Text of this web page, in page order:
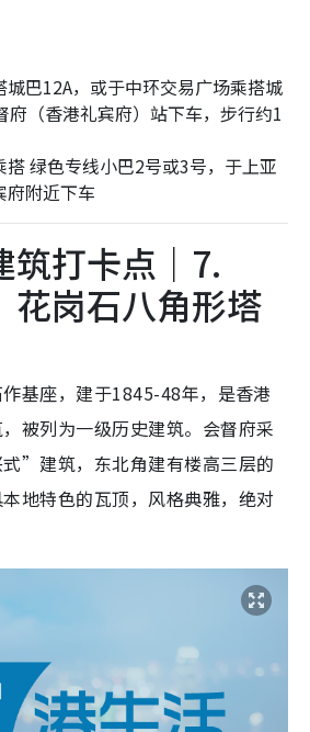
巴12A，或于中环交易广场乘搭城
府（香港礼宾府）站下车，步行约1
搭 绿色专线小巴2号或3号，于上亚
府附近下车
筑打卡点｜7.
岗石八角形塔
基座，建于1845-48年，是香港
被列为一级历史建筑。会督府采
”建筑，东北角建有楼高三层的
地特色的瓦顶，风格典雅，绝对